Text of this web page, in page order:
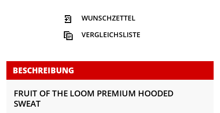
WUNSCHZETTEL
VERGLEICHSLISTE
BESCHREIBUNG
FRUIT OF THE LOOM PREMIUM HOODED
SWEAT